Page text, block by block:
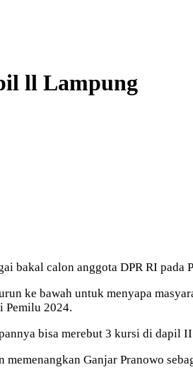
ll Lampung
bakal calon anggota DPR RI pada
ke bawah untuk menyapa
Pemilu 2024.
bisa merebut 3 kursi di dapil
Ganjar Pranowo